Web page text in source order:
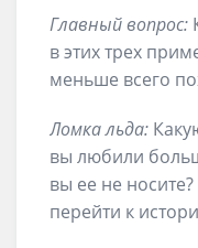
Главный вопрос:
в этих трех
меньше всего
Ломка льда:
вы любили
вы ее не
перейти к